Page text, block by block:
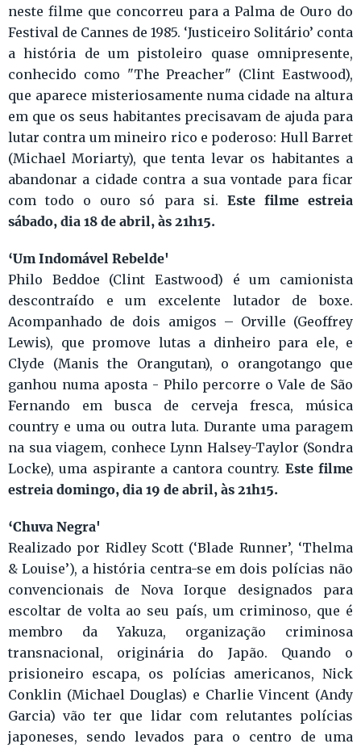
neste filme que concorreu para a Palma de Ouro do
Festival de Cannes de 1985. ‘Justiceiro Solitário’ conta
a história de um pistoleiro quase omnipresente,
conhecido como "The Preacher" (Clint Eastwood),
que aparece misteriosamente numa cidade na altura
em que os seus habitantes precisavam de ajuda para
lutar contra um mineiro rico e poderoso: Hull Barret
(Michael Moriarty), que tenta levar os habitantes a
abandonar a cidade contra a sua vontade para ficar
com todo o ouro só para si. Este filme estreia
sábado, dia 18 de abril, às 21h15.
‘Um Indomável Rebelde'
Philo Beddoe (Clint Eastwood) é um camionista
descontraído e um excelente lutador de boxe.
Acompanhado de dois amigos – Orville (Geoffrey
Lewis), que promove lutas a dinheiro para ele, e
Clyde (Manis the Orangutan), o orangotango que
ganhou numa aposta - Philo percorre o Vale de São
Fernando em busca de cerveja fresca, música
country e uma ou outra luta. Durante uma paragem
na sua viagem, conhece Lynn Halsey-Taylor (Sondra
Locke), uma aspirante a cantora country. Este filme
estreia domingo, dia 19 de abril, às 21h15.
‘Chuva Negra'
Realizado por Ridley Scott (‘Blade Runner’, ‘Thelma
& Louise’), a história centra-se em dois polícias não
convencionais de Nova Iorque designados para
escoltar de volta ao seu país, um criminoso, que é
membro da Yakuza, organização criminosa
transnacional, originária do Japão. Quando o
prisioneiro escapa, os polícias americanos, Nick
Conklin (Michael Douglas) e Charlie Vincent (Andy
Garcia) vão ter que lidar com relutantes polícias
japoneses, sendo levados para o centro de uma